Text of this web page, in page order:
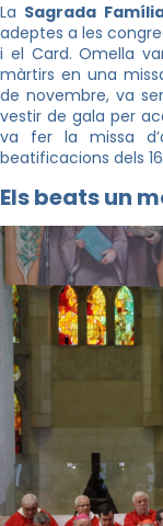
La Sagrada
adeptes a les
i el Card. Omella
màrtirs en una
de novembre, va
vestir de gala per
va fer la missa
beatificacions dels
Els beats un